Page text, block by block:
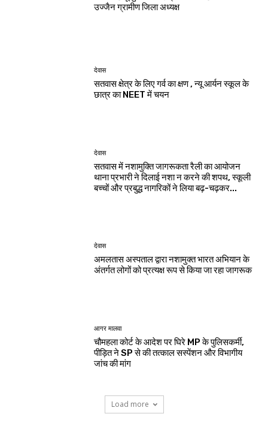
उज्जैन ग्रामीण जिला अध्यक्ष
देवास
सतवास क्षेत्र के लिए गर्व का क्षण , न्यू आर्यन स्कूल के
छात्र का NEET में चयन
देवास
सतवास में नशामुक्ति जागरूकता रैली का आयोजन
थाना प्रभारी ने दिलाई नशा न करने की शपथ, स्कूली
बच्चों और प्रबुद्ध नागरिकों ने लिया बढ़-चढ़कर...
देवास
अमलतास अस्पताल द्वारा नशामुक्त भारत अभियान के
अंतर्गत लोगों को प्रत्यक्ष रूप से किया जा रहा जागरूक
आगर मालवा
चौमहला कोर्ट के आदेश पर घिरे MP के पुलिसकर्मी,
पीड़ित ने SP से की तत्काल सस्पेंशन और विभागीय
जांच की मांग
Load more